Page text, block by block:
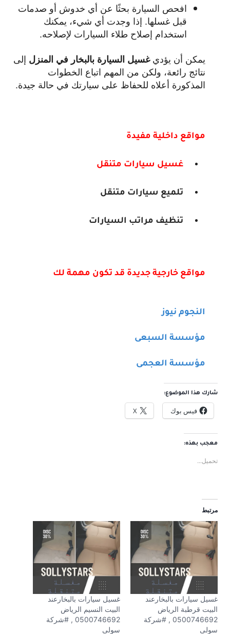
افحص السيارة بحثًا عن أي خدوش أو صدمات
قبل غسلها. إذا وجدت أي شيء، يمكنك
استخدام إصلاح طلاء السيارات لإصلاحه.
يمكن أن يؤديغسيل السيارة بالبخار في المنزل إلى
نتائج رائعة، ولكن من المهم اتباع الخطوات
المذكورة أعلاه للحفاظ على سيارتك في حالة جيدة.
مواقع داخلية مفيدة
غسيل سيارات متنقل
تلميع سيارات متنقل
تنظيف مراتب السيارات
مواقع خارجية جديدة قد تكون مهمة لك
النجوم نيوز
مؤسسة السبعى
مؤسسة العجمى
شارك هذا الموضوع:
فيس بوك X
معجب بهذه:
تحميل...
مرتبط
غسيل سيارات بالبخارعند
البيت قرطبة الرياض
0500746692 , #شركة
سولى
غسيل سيارات بالبخارعند
البيت النسيم الرياض
0500746692 , #شركة
سولى